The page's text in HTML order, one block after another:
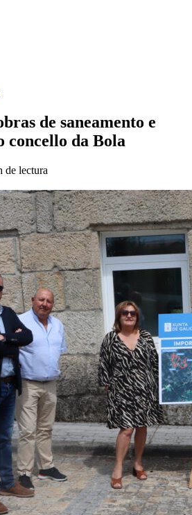
de saneamento e
concello da Bola
de lectura